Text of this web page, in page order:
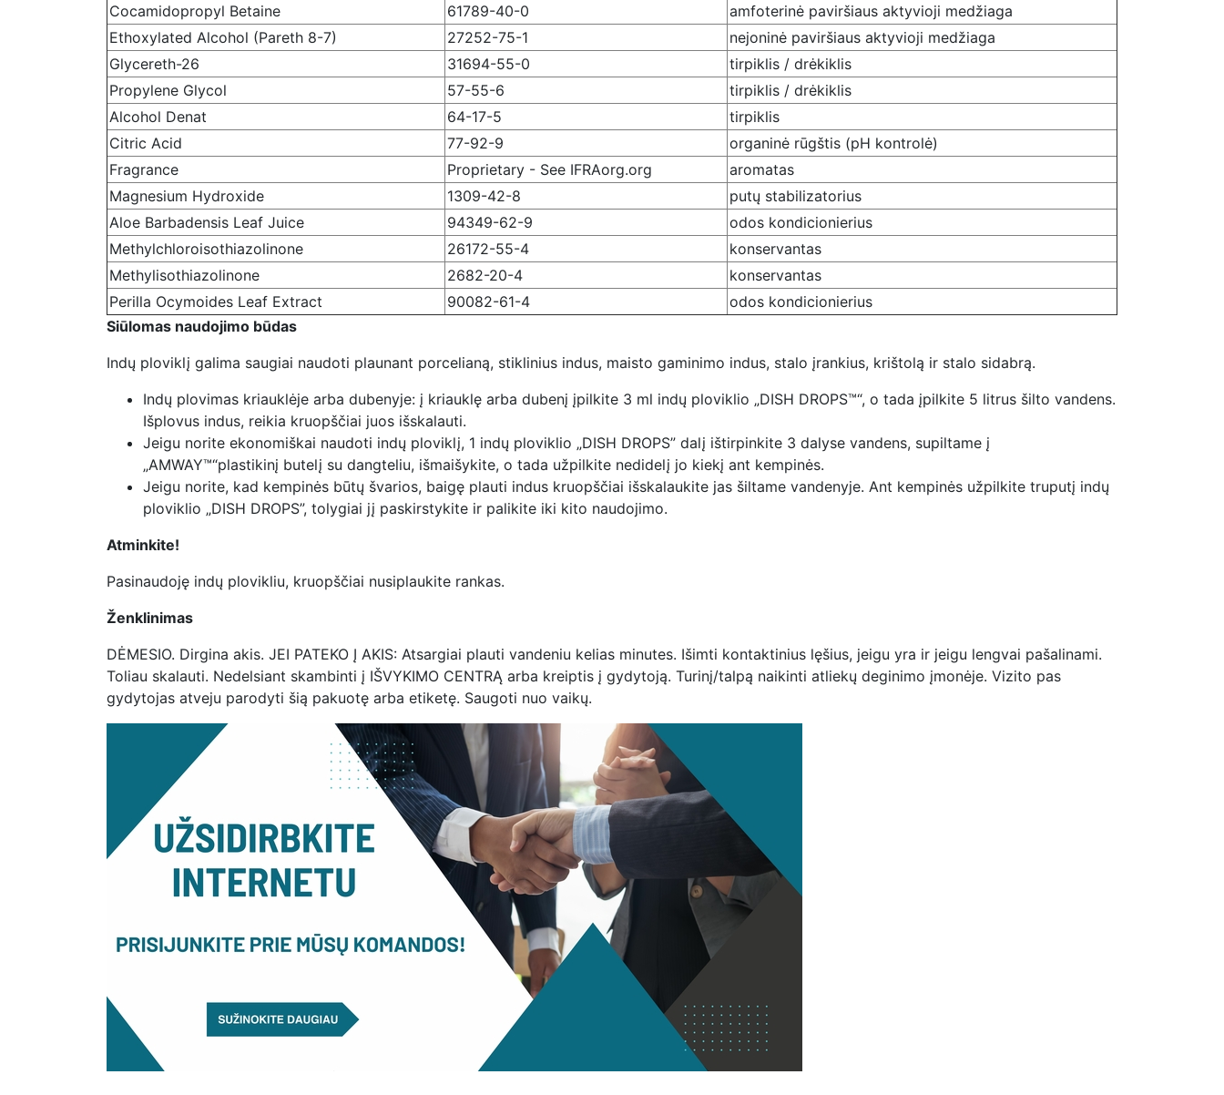
Cocamidopropyl Betaine
61789-40-0
amfoterinė paviršiaus aktyvioji medžiaga
Ethoxylated Alcohol (Pareth 8-7)
27252-75-1
nejoninė paviršiaus aktyvioji medžiaga
Glycereth-26
31694-55-0
tirpiklis / drėkiklis
Propylene Glycol
57-55-6
tirpiklis / drėkiklis
Alcohol Denat
64-17-5
tirpiklis
Citric Acid
77-92-9
organinė rūgštis (pH kontrolė)
Fragrance
Proprietary - See IFRAorg.org
aromatas
Magnesium Hydroxide
1309-42-8
putų stabilizatorius
Aloe Barbadensis Leaf Juice
94349-62-9
odos kondicionierius
Methylchloroisothiazolinone
26172-55-4
konservantas
Methylisothiazolinone
2682-20-4
konservantas
Perilla Ocymoides Leaf Extract
90082-61-4
odos kondicionierius
Siūlomas naudojimo būdas
Indų ploviklį galima saugiai naudoti plaunant porcelianą, stiklinius indus, maisto gaminimo indus, stalo įrankius, krištolą ir stalo sidabrą.
Indų plovimas kriauklėje arba dubenyje: į kriauklę arba dubenį įpilkite 3 ml indų ploviklio „DISH DROPS™“, o tada įpilkite 5 litrus šilto vandens.
Išplovus indus, reikia kruopščiai juos išskalauti.
Jeigu norite ekonomiškai naudoti indų ploviklį, 1 indų ploviklio „DISH DROPS” dalį ištirpinkite 3 dalyse vandens, supiltame į
„AMWAY™“plastikinį butelį su dangteliu, išmaišykite, o tada užpilkite nedidelį jo kiekį ant kempinės.
Jeigu norite, kad kempinės būtų švarios, baigę plauti indus kruopščiai išskalaukite jas šiltame vandenyje. Ant kempinės užpilkite truputį indų
ploviklio „DISH DROPS”, tolygiai jį paskirstykite ir palikite iki kito naudojimo.
Atminkite!
Pasinaudoję indų plovikliu, kruopščiai nusiplaukite rankas.
Ženklinimas
DĖMESIO. Dirgina akis. JEI PATEKO Į AKIS: Atsargiai plauti vandeniu kelias minutes. Išimti kontaktinius lęšius, jeigu yra ir jeigu lengvai pašalinami.
Toliau skalauti. Nedelsiant skambinti į IŠVYKIMO CENTRĄ arba kreiptis į gydytoją. Turinį/talpą naikinti atliekų deginimo įmonėje. Vizito pas
gydytojas atveju parodyti šią pakuotę arba etiketę. Saugoti nuo vaikų.